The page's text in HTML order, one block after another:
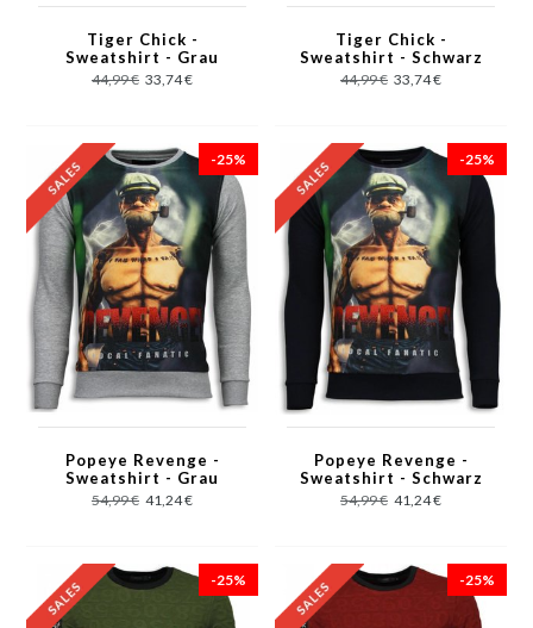
Tiger Chick -
Sweatshirt - Grau
44,99 € 33,74 €
Tiger Chick -
Sweatshirt - Schwarz
44,99 € 33,74 €
-25%
Popeye Revenge -
Sweatshirt - Grau
54,99 € 41,24 €
-25%
Popeye Revenge -
Sweatshirt - Schwarz
54,99 € 41,24 €
-25% -25%